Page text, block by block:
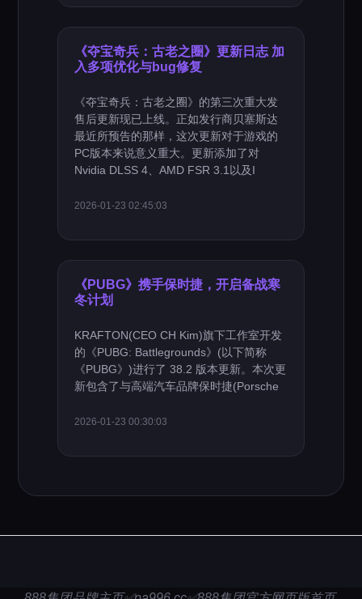
《夺宝奇兵：古老之圈》更新日志 加
入多项优化与bug修复
《夺宝奇兵：古老之圈》的第三次重大发
售后更新现已上线。正如发行商贝塞斯达
最近所预告的那样，这次更新对于游戏的
PC版本来说意义重大。更新添加了对
Nvidia DLSS 4、AMD FSR 3.1以及I
2026-01-23 02:45:03
《PUBG》携手保时捷，开启备战寒
冬计划
KRAFTON(CEO CH Kim)旗下工作室开发
的《PUBG: Battlegrounds》(以下简称
《PUBG》)进行了 38.2 版本更新。本次更
新包含了与高端汽车品牌保时捷(Porsche
2026-01-23 00:30:03